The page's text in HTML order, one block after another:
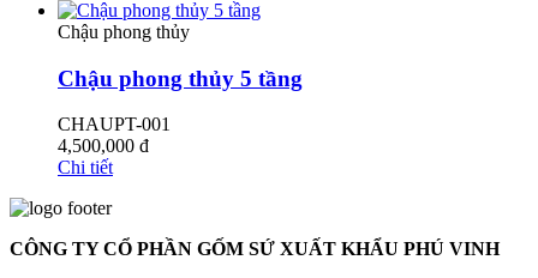
Chậu phong thủy
Chậu phong thủy 5 tầng
CHAUPT-001
4,500,000 đ
Chi tiết
CÔNG TY CỔ PHẦN GỐM SỨ XUẤT KHẨU PHÚ VINH